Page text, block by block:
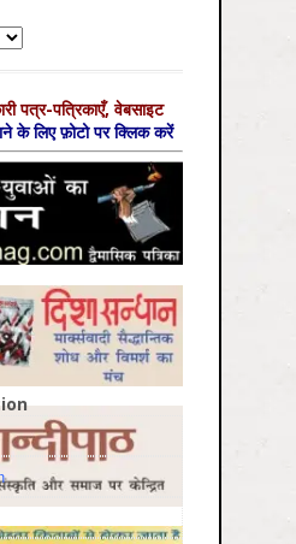
पत्र-पत्रिकाएँ, वेबसाइट
के लिए फ़ोटो पर क्लिक करें